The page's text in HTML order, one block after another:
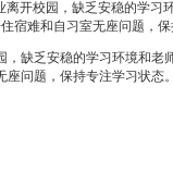
开校园，缺乏安稳的学习
难和自习室无座问题，保
缺乏安稳的学习环境和老
问题，保持专注学习状态。